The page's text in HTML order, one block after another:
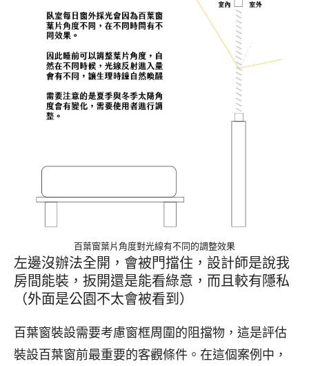
百葉窗葉片角度對光線有不同的調整效果
左邊沒辦法全開，會被門擋住，設計師是說我
房間能裝，扳開還是能看綠意，而且較有隱私
（外面是公園不太會被看到）
百葉窗裝設需要考慮窗框周圍的阻擋物，這是評估
裝設百葉窗前最重要的客觀條件。在這個案例中，